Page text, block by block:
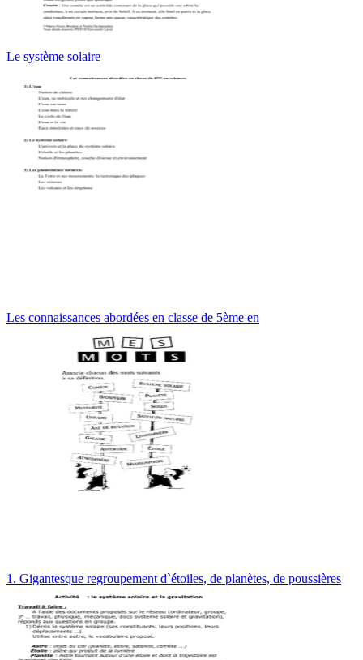
Le système solaire
Les connaissances abordées en classe de 5ème en
1. Gigantesque regroupement d`étoiles, de planètes, de poussières